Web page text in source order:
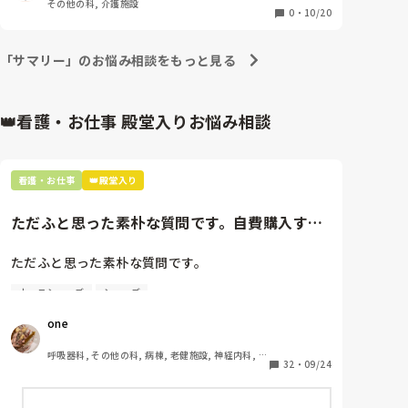
もうひとりは、入所の日に関わっただけで、それ以降
た。（別室で家族対応）
され、家族の付き添いはNG。
３時間以上待たされた。
しい。その時点で即、上司に連絡。
そりゃ、家族に付き添いなんて頼めないよね？
けなかったけどね？もっと早急に教えて欲しかった。
日付き添いで全く休憩も取れなかった。
陽性発覚後、ほぼ３０分おきに保健所から電話が何度
も入る。それの対応もあったし。
あれって、本当に動作制限されて。
何にも出来ないんだ。
陽性と発覚しても、長い時間同室で対応してるので私
家族さんも気遣って下さって、申し訳ないし。
その他の科, 介護施設
0 ・ 10/20
「サマリー」のお悩み相談をもっと見る
👑看護・お仕事 殿堂入りお悩み相談
看護・お仕事 👑殿堂入り
ただふと思った素朴な質問です。自費購入する
ただふと思った素朴な質問です。
自費購入するナースシューズ(職場で使用してる靴)っ
ますか？
わたしの職場の指定は「白のスニーカー」。
すぐに汚くなるので1,500円は絶対に超えたくない思
ナースシューズ シューズ
one
呼吸器科, その他の科, 病棟, 老健施設, 神経内科, 一
32 ・ 09/24